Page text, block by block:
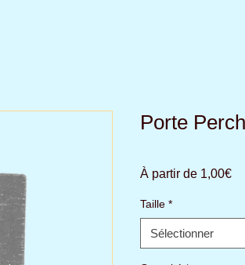
Porte
À partir de 1,00€
Taille *
Sélectionner